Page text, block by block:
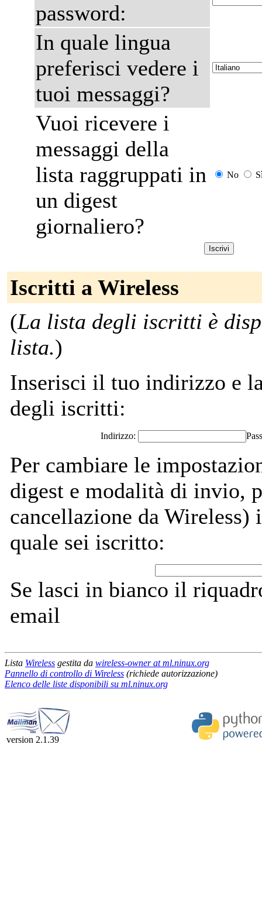
password:
In quale lingua
preferisci vedere i
tuoi messaggi?
Vuoi ricevere i
messaggi della
lista raggruppati in
un digest
giornaliero?
No
Iscritti a Wireless
(La lista degli iscritti è
lista.)
Inserisci il tuo indirizzo e
degli iscritti:
Indirizzo:
Per cambiare le
digest e modalità di invio,
cancellazione da
quale sei iscritto:
Se lasci in bianco il
email
Lista Wireless gestita da wireless-owner at ml.ninux.org
Pannello di controllo di Wireless (richiede autorizzazione)
Elenco delle liste disponibili su ml.ninux.org
version 2.1.39